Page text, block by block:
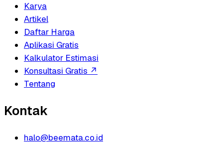
Karya
Artikel
Daftar Harga
Aplikasi Gratis
Kalkulator Estimasi
Konsultasi Gratis ↗
Tentang
Kontak
halo@beemata.co.id